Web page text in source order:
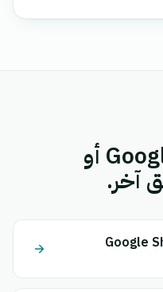
قم بإقران Google Sheets أو
Google